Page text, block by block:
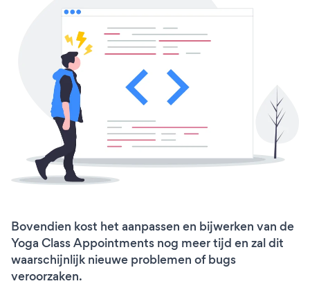
Bovendien kost het aanpassen en bijwerken van de
Yoga Class Appointments nog meer tijd en zal dit
waarschijnlijk nieuwe problemen of bugs
veroorzaken.